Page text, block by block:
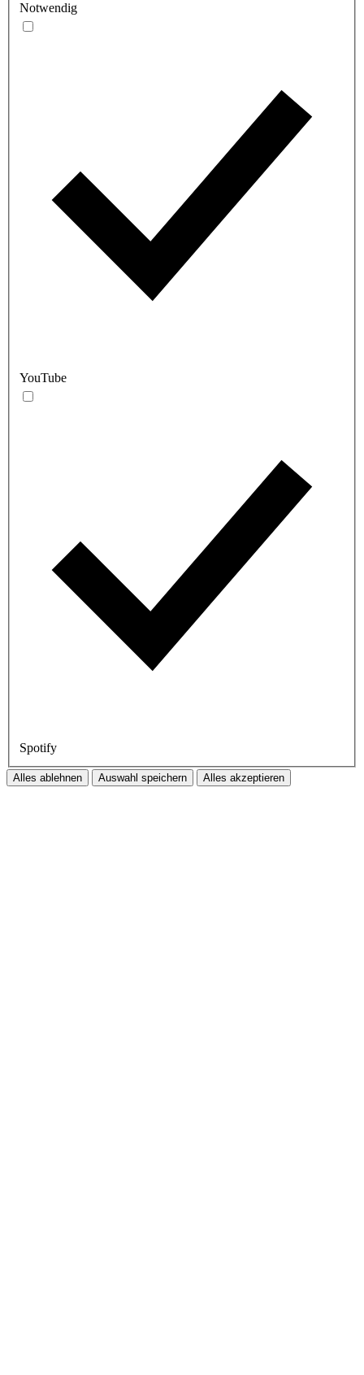
Notwendig
YouTube
Spotify
Alles ablehnen Auswahl speichern Alles akzeptieren